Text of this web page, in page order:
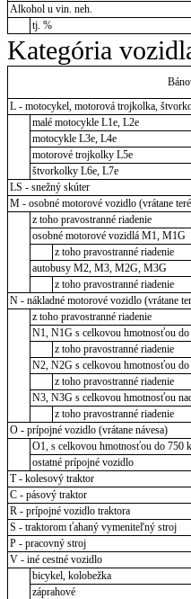
Alkohol u vin. neh.
tj. %
Kategória
L - motocykel, motorová trojkolka,
malé motocykle L1e, L2e
motocykle L3e, L4e
motorové trojkolky L5e
štvorkolky L6e, L7e
LS - snežný skúter
M - osobné motorové vozidlo (vrátane
z toho pravostranné riadenie
osobné motorové vozidlá M1, M1G
z toho pravostranné riadenie
autobusy M2, M3, M2G, M3G
z toho pravostranné riadenie
N - nákladné motorové vozidlo (vrátane
z toho pravostranné riadenie
N1, N1G s celkovou hmotnosťou
z toho pravostranné riadenie
N2, N2G s celkovou hmotnosťou
z toho pravostranné riadenie
N3, N3G s celkovou hmotnosťou
z toho pravostranné riadenie
O - prípojné vozidlo (vrátane návesa)
O1, s celkovou hmotnosťou do 750
ostatné prípojné vozidlo
T - kolesový traktor
C - pásový traktor
R - prípojné vozidlo traktora
S - traktorom ťahaný vymeniteľný stroj
P - pracovný stroj
V - iné cestné vozidlo
bicykel, kolobežka
záprahové